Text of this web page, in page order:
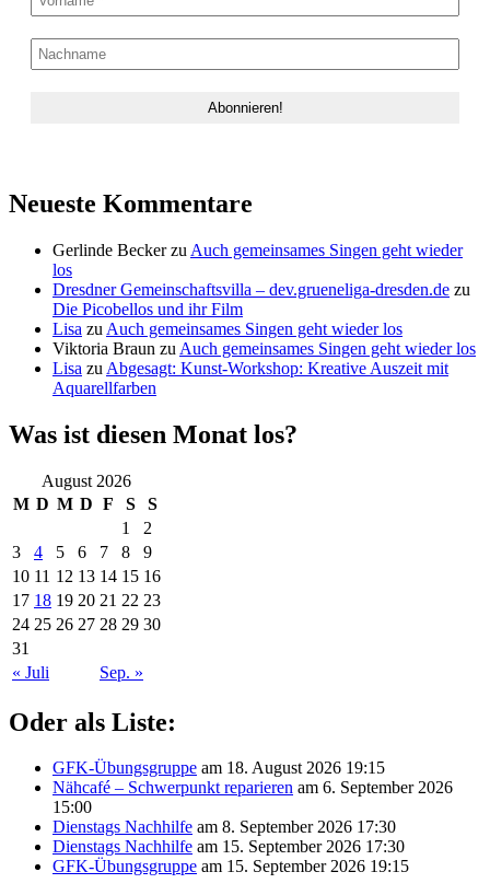
Neueste Kommentare
Gerlinde Beckerzu Auch gemeinsames Singen geht wieder
los
Dresdner Gemeinschaftsvilla – dev.grueneliga-dresden.de zu
Die Picobellos und ihr Film
Lisa zu Auch gemeinsames Singen geht wieder los
Viktoria Braun zu Auch gemeinsames Singen geht wieder los
Lisa zu Abgesagt: Kunst-Workshop: Kreative Auszeit mit
Aquarellfarben
Was ist diesen Monat los?
August 2026
M D M D F S
S
1
2
3
4 5 6 7 8
9
10 11 12 13 14 15 16
17 18 19 20 21 22 23
24 25 26 27 28 29 30
31
« Juli
Sep. »
Oder als Liste:
GFK-Übungsgruppe am 18. August 2026 19:15
Nähcafé – Schwerpunkt reparieren am 6. September 2026
15:00
Dienstags Nachhilfe am 8. September 2026 17:30
Dienstags Nachhilfe am 15. September 2026 17:30
GFK-Übungsgruppe am 15. September 2026 19:15